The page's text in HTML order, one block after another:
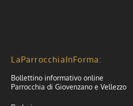
LaParrocchiaInForma:
Bollettino informativo online
Parrocchia di Giovenzano e Vellezzo